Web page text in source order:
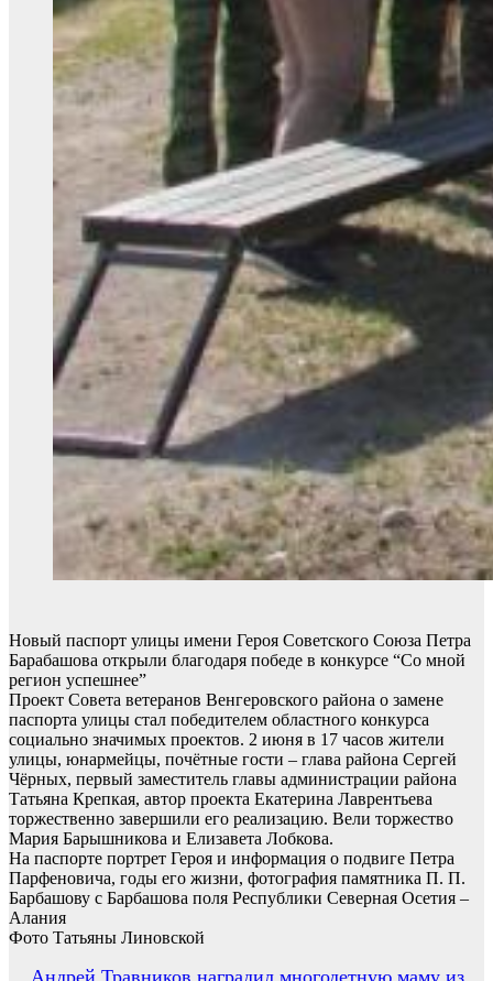
Новый паспорт улицы имени Героя Советского Союза Петра
Барабашова открыли благодаря победе в конкурсе “Со мной
регион успешнее”
Проект Совета ветеранов Венгеровского района о замене
паспорта улицы стал победителем областного конкурса
социально значимых проектов. 2 июня в 17 часов жители
улицы, юнармейцы, почётные гости – глава района Сергей
Чёрных, первый заместитель главы администрации района
Татьяна Крепкая, автор проекта Екатерина Лаврентьева
торжественно завершили его реализацию. Вели торжество
Мария Барышникова и Елизавета Лобкова.
На паспорте портрет Героя и информация о подвиге Петра
Парфеновича, годы его жизни, фотография памятника П. П.
Барбашову с Барбашова поля Республики Северная Осетия –
Алания
Фото Татьяны Линовской
Андрей Травников наградил многодетную маму из